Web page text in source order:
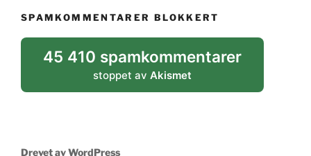
SPAMKOMMENTARER BLOKKERT
45 410 spamkommentarer
stoppet av Akismet
Drevet av WordPress